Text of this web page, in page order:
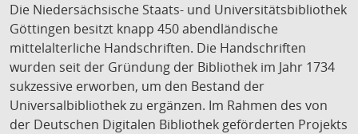
Die Niedersächsische Staats- und Universitätsbibliothek
Göttingen besitzt knapp 450 abendländische
mittelalterliche Handschriften. Die Handschriften
wurden seit der Gründung der Bibliothek im Jahr 1734
sukzessive erworben, um den Bestand der
Universalbibliothek zu ergänzen. Im Rahmen des von
der Deutschen Digitalen Bibliothek geförderten Projekts